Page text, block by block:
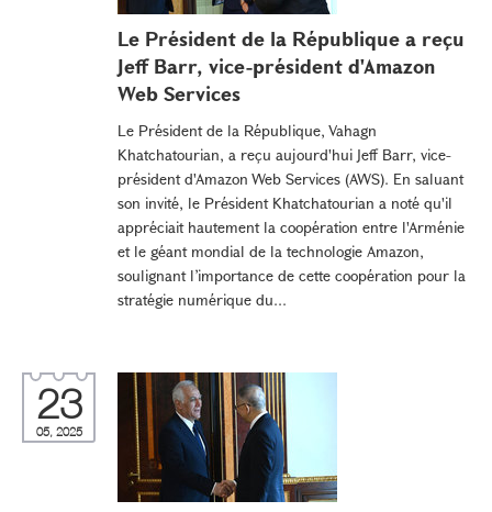
Le Président de la République a reçu
Jeff Barr, vice-président d'Amazon
Web Services
Le Président de la République, Vahagn
Khatchatourian, a reçu aujourd'hui Jeff Barr, vice-
président d'Amazon Web Services (AWS). En saluant
son invité, le Président Khatchatourian a noté qu'il
appréciait hautement la coopération entre l'Arménie
et le géant mondial de la technologie Amazon,
soulignant l’importance de cette coopération pour la
stratégie numérique du...
23
05, 2025